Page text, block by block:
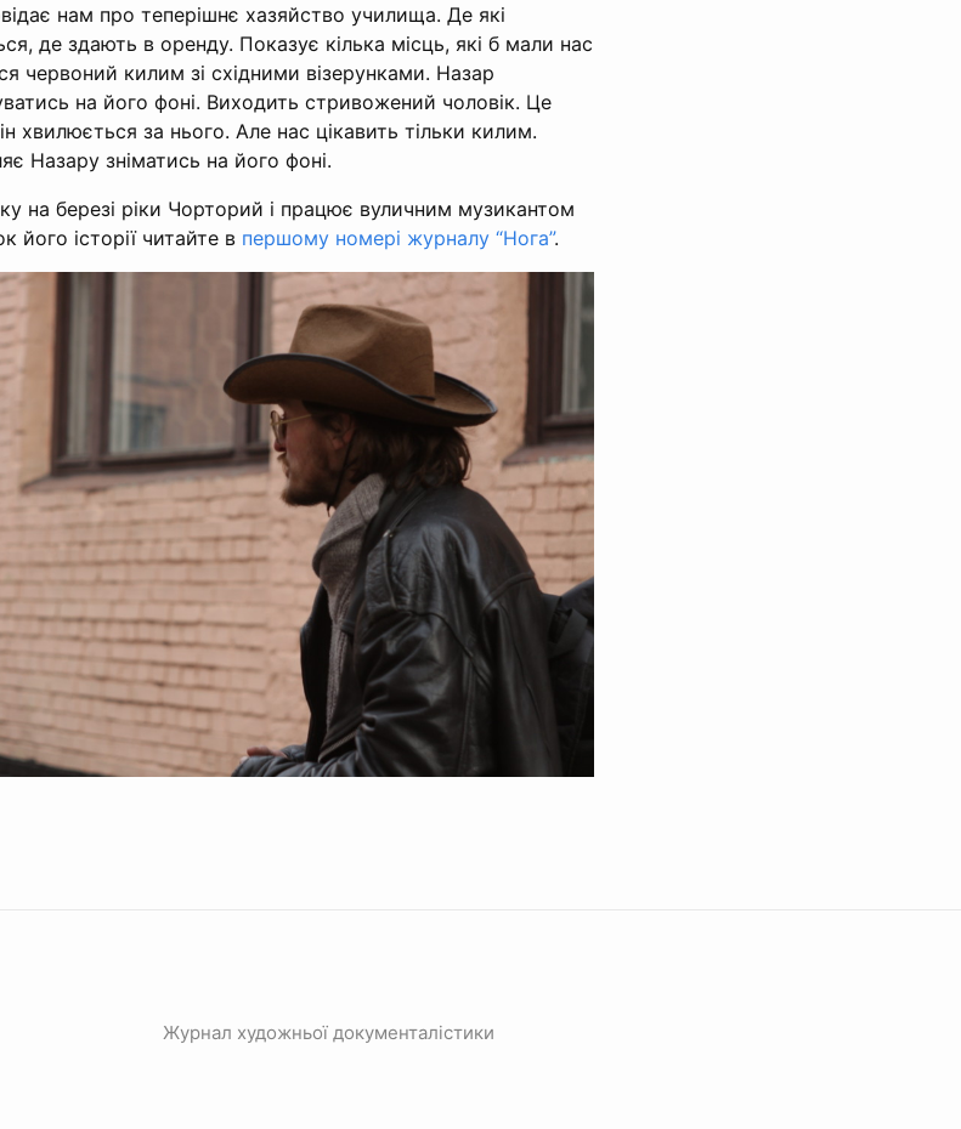
нам про теперішнє хазяйство училища. Де які
де здають в оренду. Показує кілька місць, які б мали нас
червоний килим зі східними візерунками. Назар
на його фоні. Виходить стривожений чоловік. Це
хвилюється за нього. Але нас цікавить тільки килим.
Назару зніматись на його фоні.
на березі ріки Чорторий і працює вуличним музикантом
його історії читайте в першому номері журналу “Нога”.
Журнал художньої документалістики